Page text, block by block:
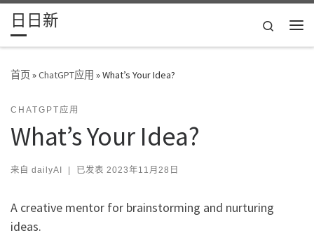
Skip to content
日日新
Search
首页»ChatGPT应用 »What’s Your Idea?
CHATGPT应用
What’s Your Idea?
来自 dailyAI | 已发表 2023年11月28日
A creative mentor for brainstorming and nurturing
ideas.